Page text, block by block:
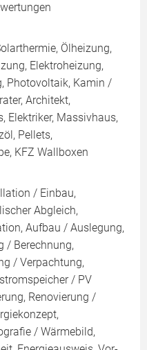
Ölheizung,
Elektroheizung,
Photovoltaik, Kamin /
Architekt,
Elektriker, Massivhaus,
Pellets,
KFZ Wallboxen
/ Einbau,
Abgleich,
Aufbau / Auslegung,
/ Berechnung,
/ Verpachtung,
/ PV
Renovierung /
/ Wärmebild,